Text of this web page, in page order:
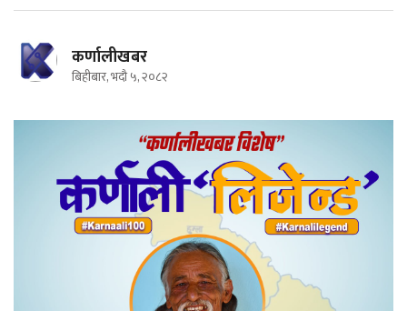
कर्णालीखबर
बिहीबार, भदौ ५, २०८२